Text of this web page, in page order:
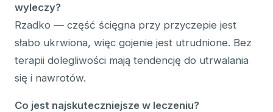
wyleczy?
Rzadko — część ścięgna przy przyczepie jest
słabo ukrwiona, więc gojenie jest utrudnione. Bez
terapii dolegliwości mają tendencję do utrwalania
się i nawrotów.
Co jest najskuteczniejsze w leczeniu?